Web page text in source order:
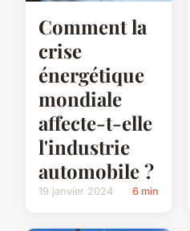
Comment la
crise
énergétique
mondiale
affecte-t-elle
l'industrie
automobile ?
19 janvier 2024 6 min